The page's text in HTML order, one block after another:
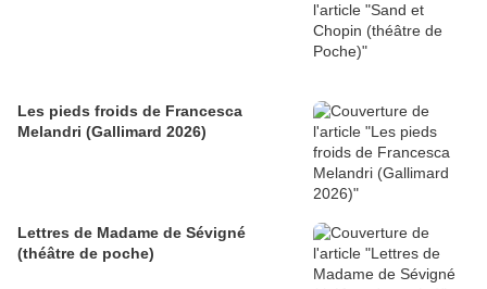
Les pieds froids de Francesca
Melandri (Gallimard 2026)
Lettres de Madame de Sévigné
(théâtre de poche)